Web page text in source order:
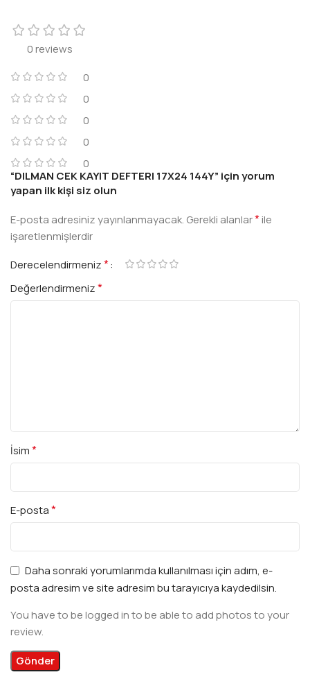
0 reviews
0
0
0
0
0
“DILMAN CEK KAYIT DEFTERI 17X24 144Y” için yorum
yapan ilk kişi siz olun
E-posta adresiniz yayınlanmayacak. Gerekli alanlar*ile
işaretlenmişlerdir
Derecelendirmeniz*
Değerlendirmeniz*
İsim*
E-posta*
Daha sonraki yorumlarımda kullanılması için adım, e-
posta adresim ve site adresim bu tarayıcıya kaydedilsin.
You have to be logged in to be able to add photos to your
review.